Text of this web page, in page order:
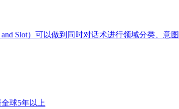
Slot）可以做到同时对话术进行领域分类、意
球5年以上